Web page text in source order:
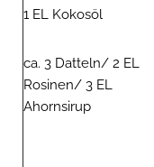
1 EL Kokosöl
ca. 3 Datteln/ 2 EL
Rosinen/ 3 EL
Ahornsirup